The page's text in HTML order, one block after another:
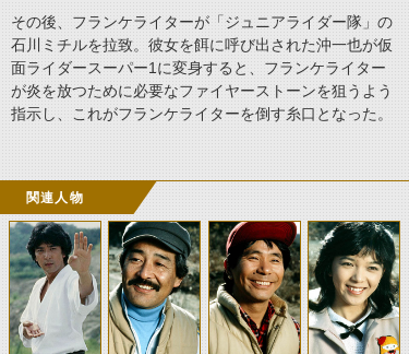
その後、フランケライターが「ジュニアライダー隊」の
石川ミチルを拉致。彼女を餌に呼び出された沖一也が仮
面ライダースーパー1に変身すると、フランケライター
が炎を放つために必要なファイヤーストーンを狙うよう
指示し、これがフランケライターを倒す糸口となった。
関連人物